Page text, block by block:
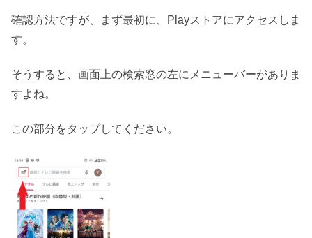
確認方法ですが、まず最初に、Playストアにアクセスしま
す。
そうすると、画面上の検索窓の左にメニューバーがありま
すよね。
この部分をタップしてください。